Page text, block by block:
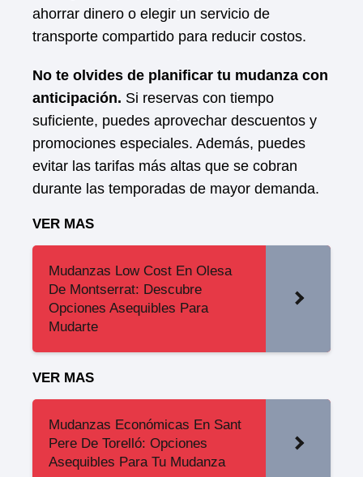
ahorrar dinero o elegir un servicio de
transporte compartido para reducir costos.
No te olvides de planificar tu mudanza con
anticipación. Si reservas con tiempo
suficiente, puedes aprovechar descuentos y
promociones especiales. Además, puedes
evitar las tarifas más altas que se cobran
durante las temporadas de mayor demanda.
VER MAS
Mudanzas Low Cost En Olesa
De Montserrat: Descubre
Opciones Asequibles Para
Mudarte
VER MAS
Mudanzas Económicas En Sant
Pere De Torelló: Opciones
Asequibles Para Tu Mudanza